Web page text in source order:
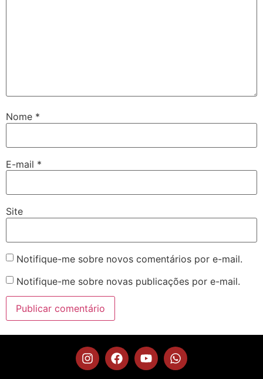
Nome *
E-mail *
Site
Notifique-me sobre novos comentários por e-mail.
Notifique-me sobre novas publicações por e-mail.